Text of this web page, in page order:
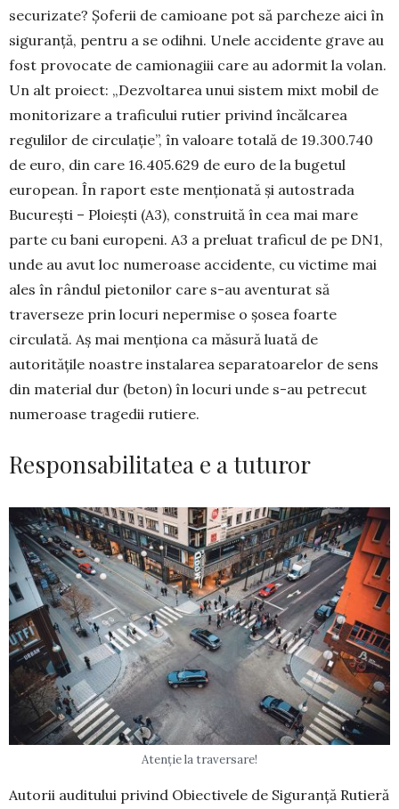
securizate? Șoferii de camioane pot să parcheze aici în
siguranță, pentru a se odihni. Unele accidente grave au
fost provocate de camionagiii care au adormit la volan.
Un alt proiect: „Dezvoltarea unui sistem mixt mobil de
monitorizare a traficului rutier privind încălcarea
regulilor de circulație”, în valoare totală de 19.300.740
de euro, din care 16.405.629 de euro de la bugetul
european. În raport este menționată și autostrada
București – Ploiești (A3), construită în cea mai mare
parte cu bani europeni. A3 a preluat traficul de pe DN1,
unde au avut loc numeroase accidente, cu victime mai
ales în rândul pietonilor care s-au aventurat să
traverseze prin locuri nepermise o șosea foarte
circulată. Aș mai menționa ca măsură luată de
autoritățile noastre instalarea separatoarelor de sens
din material dur (beton) în locuri unde s-au petrecut
numeroase tragedii rutiere.
Responsabilitatea e a tuturor
Atenție la traversare!
Autorii auditului privind Obiectivele de Siguranță Rutieră